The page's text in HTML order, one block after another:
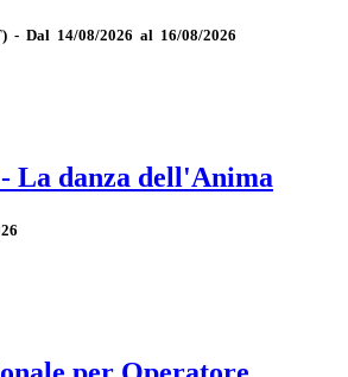
- Dal 14/08/2026 al 16/08/2026
La danza dell'Anima